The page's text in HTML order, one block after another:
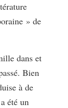
» de
dans et
Bien
à de
été un